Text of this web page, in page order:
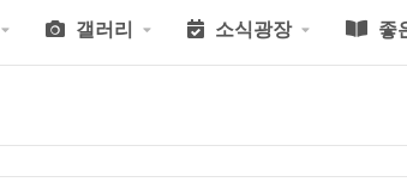
갤러리 소식광장 좋